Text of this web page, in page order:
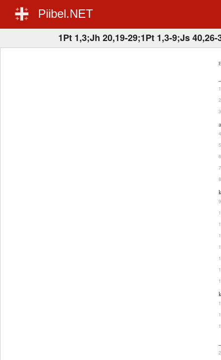
Piibel.NET
1Pt 1,3;Jh 20,19-29;1Pt 1,3-9;Js
1
2
3
4
5
6
7
8
9